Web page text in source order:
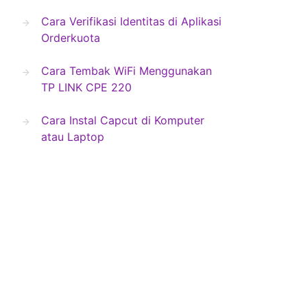
Cara Verifikasi Identitas di Aplikasi
Orderkuota
Cara Tembak WiFi Menggunakan
TP LINK CPE 220
Cara Instal Capcut di Komputer
atau Laptop